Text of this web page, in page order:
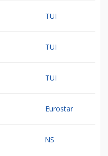
TUI
TUI
TUI
Eurostar
NS